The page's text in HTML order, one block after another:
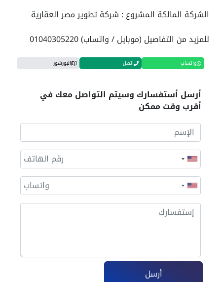
الشركة المالكة المشروع : شركة تطوير مصر العقارية
للمزيد من التفاصيل (موبايل / واتساب) 01040305220
واتساب اتصل البورشور
أرسل أستفسارك وسيتم التواصل معك في
أقرب وقت ممكن
أرسل